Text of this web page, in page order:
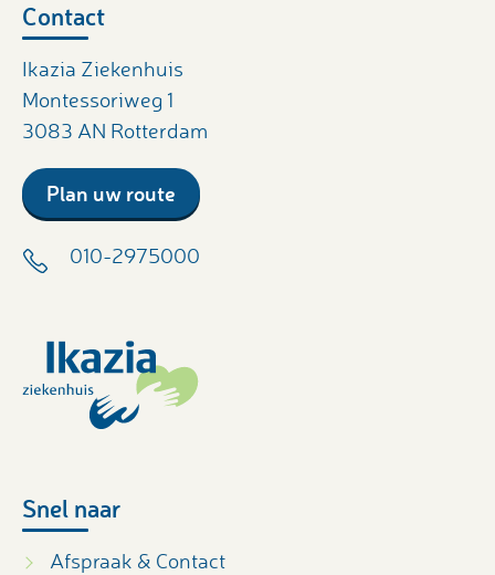
Contact
Ikazia Ziekenhuis
Montessoriweg 1
3083 AN Rotterdam
Plan uw route
010-2975000
Snel naar
Afspraak & Contact